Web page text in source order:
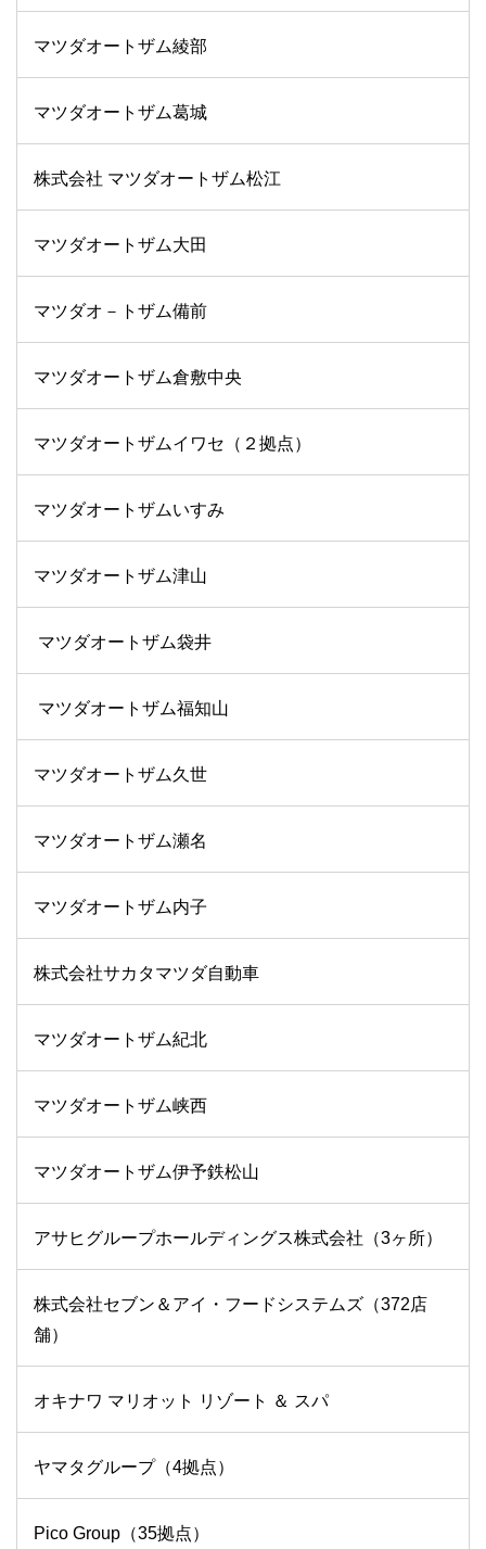
マツダオートザム綾部
マツダオートザム葛城
株式会社 マツダオートザム松江
マツダオートザム大田
マツダオ－トザム備前
マツダオートザム倉敷中央
マツダオートザムイワセ（２拠点）
マツダオートザムいすみ
マツダオートザム津山
マツダオートザム袋井
マツダオートザム福知山
マツダオートザム久世
マツダオートザム瀬名
マツダオートザム内子
株式会社サカタマツダ自動車
マツダオートザム紀北
マツダオートザム峡西
マツダオートザム伊予鉄松山
アサヒグループホールディングス株式会社（3ヶ所）
株式会社セブン＆アイ・フードシステムズ（372店
舗）
オキナワ マリオット リゾート ＆ スパ
ヤマタグループ（4拠点）
Pico Group（35拠点）